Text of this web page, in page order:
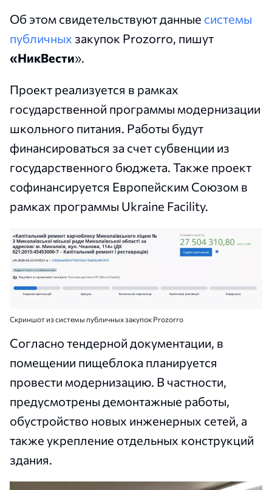
Об этом свидетельствуют данные системы
публичных закупок Prozorro, пишут
«НикВести».
Проект реализуется в рамках
государственной программы модернизации
школьного питания. Работы будут
финансироваться за счет субвенции из
государственного бюджета. Также проект
софинансируется Европейским Союзом в
рамках программы Ukraine Facility.
Скриншот из системы публичных закупок Prozorro
Согласно тендерной документации, в
помещении пищеблока планируется
провести модернизацию. В частности,
предусмотрены демонтажные работы,
обустройство новых инженерных сетей, а
также укрепление отдельных конструкций
здания.